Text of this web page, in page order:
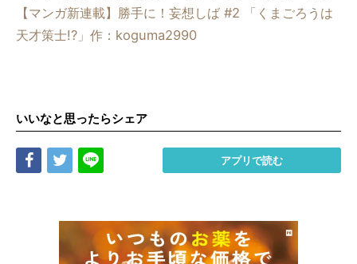
【マンガ新連載】勝手に！妄想しば #2 「くまごろうは
天才策士!?」作：koguma2990
いいなと思ったらシェア
Share Tweet アプリで読む